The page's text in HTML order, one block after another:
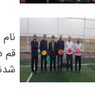
قم